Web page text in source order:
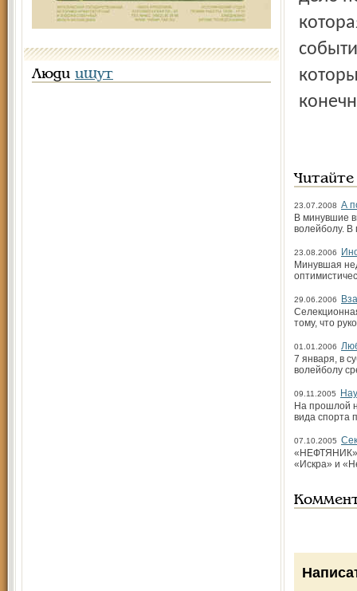
Люди ищут
23.07.2008 А
В минувшие
волейболу. В
23.08.2006
Минувшая
29.06.2006
тому, что
01.01.2006
7 января, в
волейболу
09.11.2005
На прошлой
вида спорта
07.10.2005
«НЕФТЯНИК»
«Искра» и